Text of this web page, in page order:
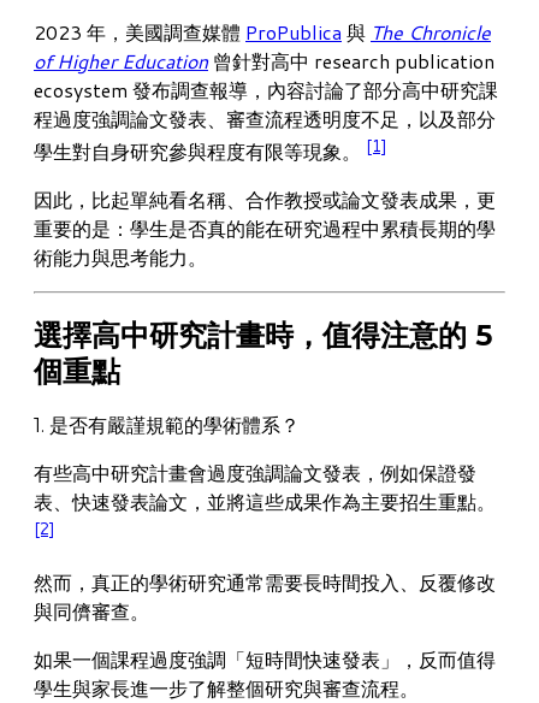
2023 年，美國調查媒體 ProPublica 與 The Chronicle
of Higher Education曾針對高中 research publication
ecosystem 發布調查報導，內容討論了部分高中研究課
程過度強調論文發表、審查流程透明度不足，以及部分
學生對自身研究參與程度有限等現象。
[1]
因此，比起單純看名稱、合作教授或論文發表成果，更
重要的是：學生是否真的能在研究過程中累積長期的學
術能力與思考能力。
選擇高中研究計畫時，值得注意的 5
個重點
1. 是否有嚴謹規範的學術體系？
有些高中研究計畫會過度強調論文發表，例如保證發
表、快速發表論文，並將這些成果作為主要招生重點。
[2]
然而，真正的學術研究通常需要長時間投入、反覆修改
與同儕審查。
如果一個課程過度強調「短時間快速發表」，反而值得
學生與家長進一步了解整個研究與審查流程。